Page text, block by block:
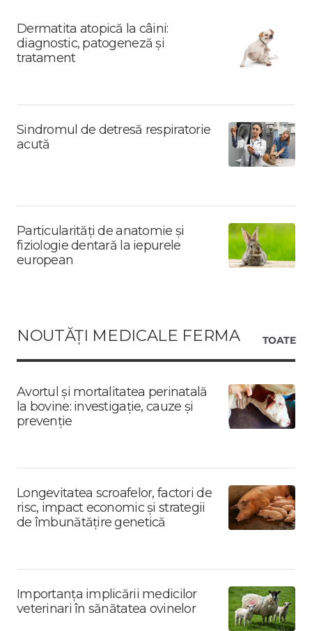
Dermatita atopică la câini:
diagnostic, patogeneză și
tratament
Sindromul de detresă respiratorie
acută
Particularități de anatomie și
fiziologie dentară la iepurele
european
NOUTĂȚI MEDICALE FERMA TOATE
Avortul și mortalitatea perinatală
la bovine: investigație, cauze și
prevenție
Longevitatea scroafelor, factori de
risc, impact economic și strategii
de îmbunătățire genetică
Importanța implicării medicilor
veterinari în sănătatea ovinelor